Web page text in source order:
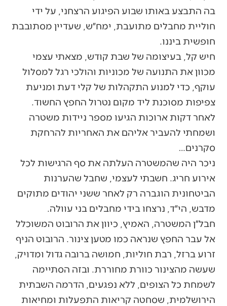
בה התבצע באותו שבוע הפיגוע הרצחני, על ידי
חוליית מחבלים מתועבת, ימח״ש, שעדיין מסתובבת
חופשית ביננו.
חיש קל, בעיצומה של שבת קודש, מצאתי עצמי
מכוון את התנועה של מכוניות והולכי רגל למסלול
עוקף, כדי למנוע התקהלות של קלי דעת ומניעת
צפיפות מסוכנת ליד מקום נטרול החפץ החשוד.
לאחר דקות ארוכות הגיעו מספר ניידות משטרה
ושמחתי להעביר אליהם את האחריות להרחקת
סקרנים…
ניכר היה שהמשטרה העלתה את סף הרגישות לכל
אירוע חריג. חשבתי לעצמי, שחבל שהערנות
הביטחונית הוגברה רק לאחר ששני יהודים מתוקים
מדבש, הי״ד, נרצחו בידי מחבלים בני עוולה.
חבל״ן המשטרה, האמיץ, כיוון את הרובוט המשוכלל
אל עבר החפץ שנראה כמו מטען צינור. הרובוט הניף
זרוע ברזל, רבת חוליות, חמושה ברובה גדול ומדויק,
שעשה מהצינור כוורת מחוררת. ובזה הסתיימה
לשמחת כל הצופים, ללא נפגעים, הדרמה השבתית
הירושלמית, שסחטה קריאות התפעלות ומחיאות